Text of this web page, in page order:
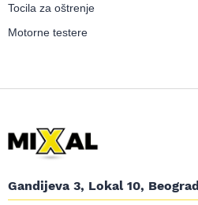
Tocila za oštrenje
Motorne testere
Gandijeva 3, Lokal 10, Beograd